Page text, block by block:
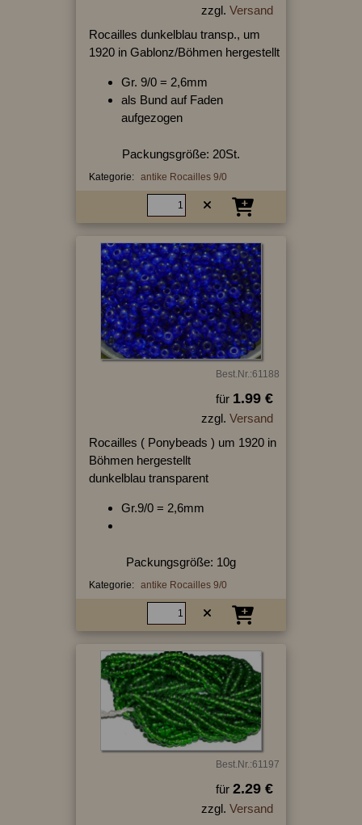
zzgl. Versand
Rocailles dunkelblau transp., um
1920 in Gablonz/Böhmen hergestellt
Gr. 9/0 = 2,6mm
als Bund auf Faden
aufgezogen
Packungsgröße: 20St.
Kategorie: antike Rocailles 9/0
Best.Nr.:61188
für 1.99 €
zzgl. Versand
Rocailles ( Ponybeads ) um 1920 in
Böhmen hergestellt
dunkelblau transparent
Gr.9/0 = 2,6mm
Packungsgröße: 10g
Kategorie: antike Rocailles 9/0
Best.Nr.:61197
für 2.29 €
zzgl. Versand